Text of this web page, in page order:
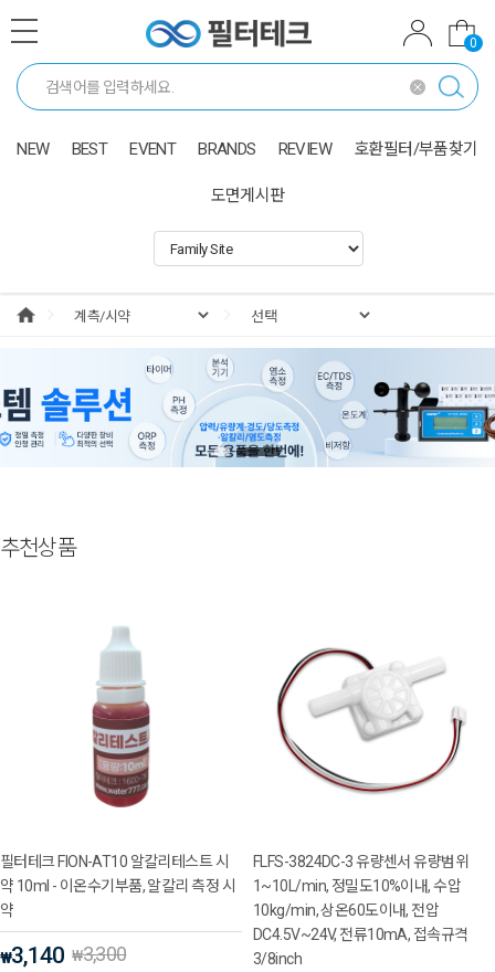
0
NEW BEST EVENT BRANDS REVIEW 호환필터/부품찾기
도면게시판
추천상품
필터테크 FION-AT10 알칼리테스트 시
약 10ml - 이온수기부품, 알칼리 측정 시
약
₩3,140 ₩3,300
FLFS-3824DC-3 유량센서 유량범위
1~10L/min, 정밀도10%이내, 수압
10kg/min, 상온60도이내, 전압
DC4.5V~24V, 전류10mA, 접속규격
3/8inch